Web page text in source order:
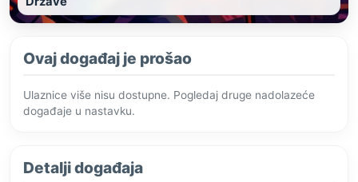
Ovaj događaj je prošao
Ulaznice više nisu dostupne. Pogledaj druge nadolazeće
događaje u nastavku.
Detalji događaja